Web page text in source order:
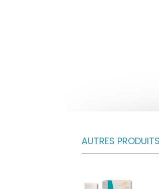
AUTRES